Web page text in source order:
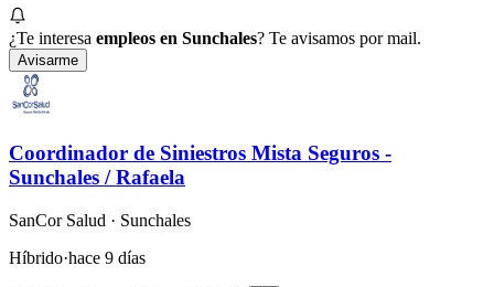
¿Te interesa empleos en Sunchales? Te avisamos por mail.
Avisarme
Coordinador de Siniestros Mista Seguros -
Sunchales / Rafaela
SanCor Salud · Sunchales
Híbrido·hace 9 días